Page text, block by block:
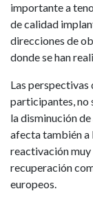
importante a
de calidad
direcciones de
donde se han
Las perspectivas
participantes, no
la disminución
afecta también a
reactivación
recuperación
europeos.